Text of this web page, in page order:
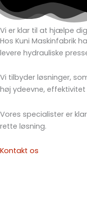
Vi er klar til at hjælpe dig
Hos Kuni Maskinfabrik
levere hydrauliske
Vi tilbyder løsninger,
høj ydeevne,
Vores specialister er
rette løsning.
Kontakt os